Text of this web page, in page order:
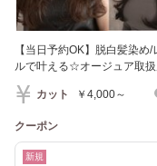
【当日予約OK】脱白髪染
ルで叶える☆オージュア取
カット ￥4,000～
クーポン
新規